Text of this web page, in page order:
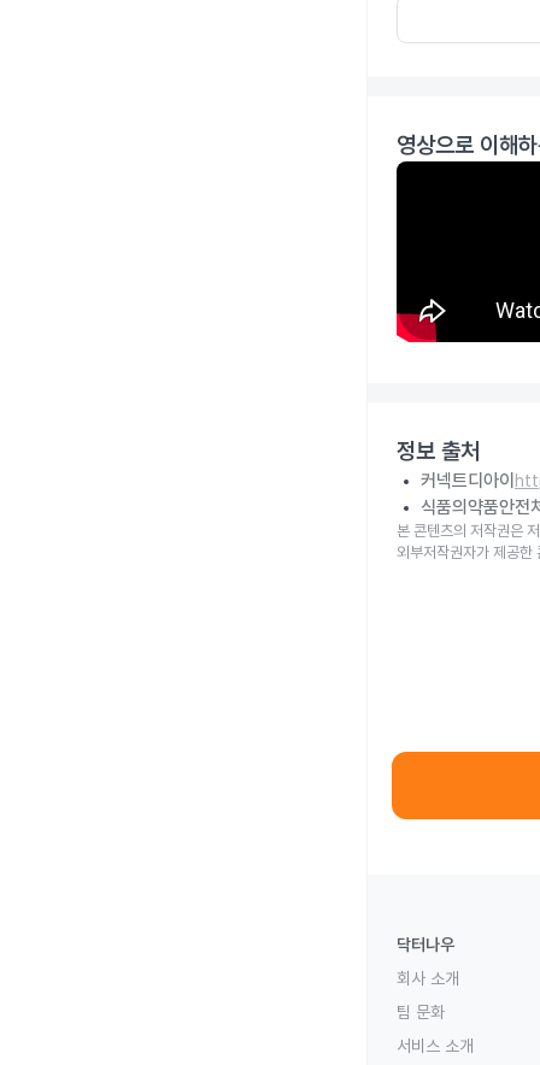
영상으로 이해
정보 출처
커넥트디아이
식품의약품안전
본 콘텐츠의 저작권은
외부저작권자가 제공한
닥터나우
회사 소개
팀 문화
서비스 소개